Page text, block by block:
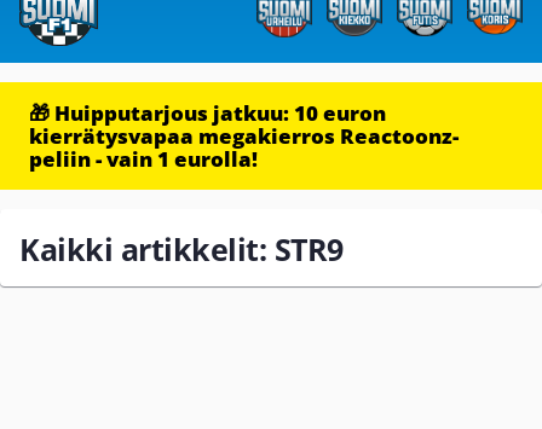
🎁 Huipputarjous jatkuu: 10 euron
kierrätysvapaa megakierros Reactoonz-
peliin - vain 1 eurolla!
Kaikki artikkelit: STR9